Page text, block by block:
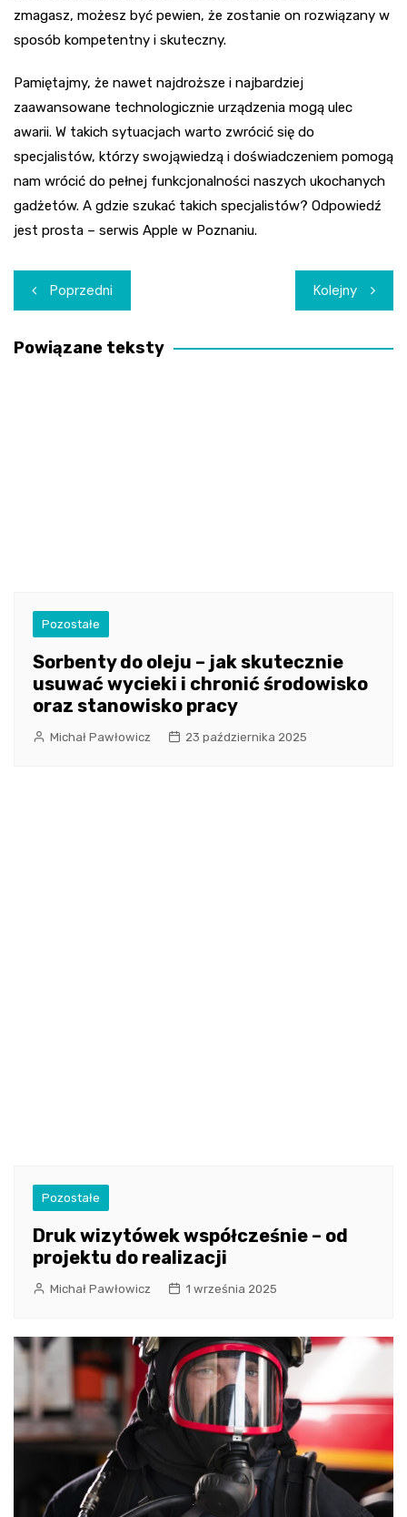
zmagasz, możesz być pewien, że zostanie on rozwiązany w
sposób kompetentny i skuteczny.
Pamiętajmy, że nawet najdroższe i najbardziej
zaawansowane technologicznie urządzenia mogą ulec
awarii. W takich sytuacjach warto zwrócić się do
specjalistów, którzy swojąwiedzą i doświadczeniem pomogą
nam wrócić do pełnej funkcjonalności naszych ukochanych
gadżetów. A gdzie szukać takich specjalistów? Odpowiedź
jest prosta – serwis Apple w Poznaniu.
Nawigacja
wpisu
Poprzedni Kolejny
Powiązane teksty
Pozostałe
Sorbenty do oleju – jak skutecznie
usuwać wycieki i chronić środowisko
oraz stanowisko pracy
Michał Pawłowicz 23 października 2025
Pozostałe
Druk wizytówek współcześnie – od
projektu do realizacji
Michał Pawłowicz 1 września 2025